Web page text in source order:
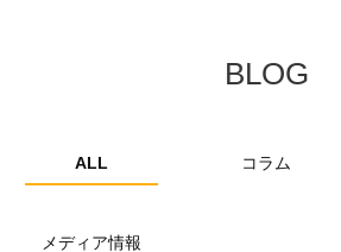
BLOG
ALL コラム
メディア情報